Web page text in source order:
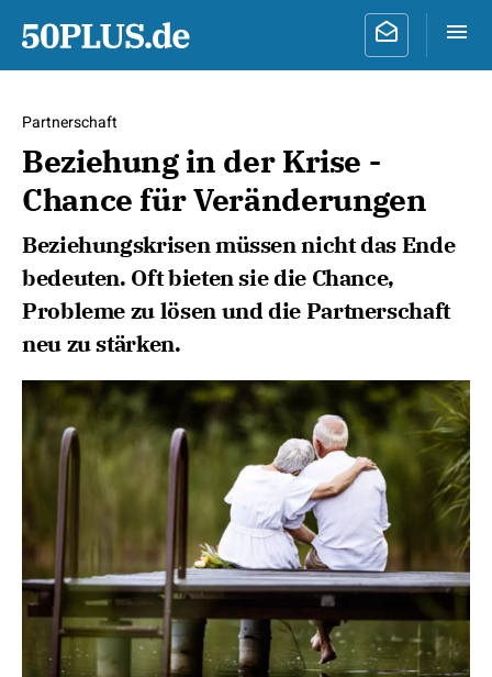
Partnerschaft
Beziehung in der Krise -
Chance für Veränderungen
Beziehungskrisen müssen nicht das Ende
bedeuten. Oft bieten sie die Chance,
Probleme zu lösen und die Partnerschaft
neu zu stärken.